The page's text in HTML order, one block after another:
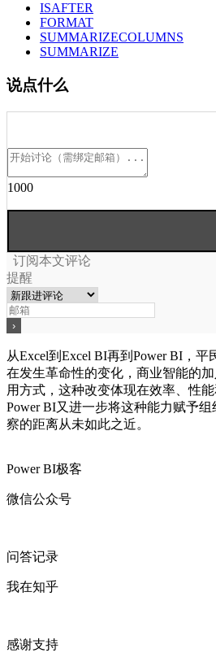
ISAFTER
FORMAT
SUMMARIZECOLUMNS
SUMMARIZE
说点什么
1000
订阅本文评论
提醒
从Excel到Excel BI再到Power BI，
在发生革命性的变化，商业智能的
用方式，这种改变体现在效率、性
Power BI又进一步将这种能力赋予
察的距离从未如此之近。
Power BI极客
微信公众号
问答记录
我在知乎
感谢支持